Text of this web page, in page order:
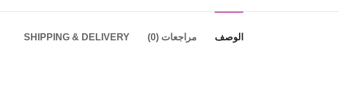
الوصف مراجعات (0) SHIPPING & DELIVERY